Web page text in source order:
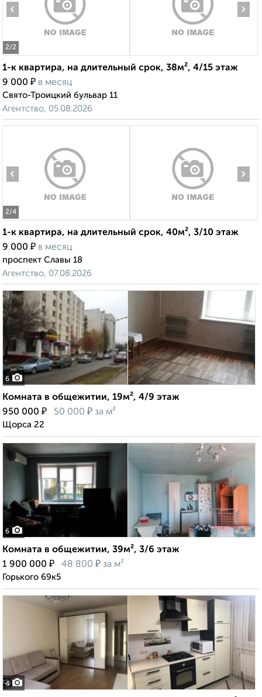
2/2
‹ ›
1-к квартира, на длительный срок, 38м², 4/15 этаж
9 000 ₽ в месяц
Свято-Троицкий бульвар 11
Агентство, 05.08.2026
2/4
‹ ›
1-к квартира, на длительный срок, 40м², 3/10 этаж
9 000 ₽ в месяц
проспект Славы 18
Агентство, 07.08.2026
6
Комната в общежитии, 19м², 4/9 этаж
950 000 ₽ 50 000 ₽ за м²
Щорса 22
6
Комната в общежитии, 39м², 3/6 этаж
1 900 000 ₽ 48 800 ₽ за м²
Горького 69к5
4